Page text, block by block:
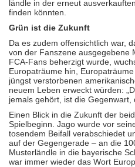
ländle in der erneut
finden könnten.
Grün ist die Zukunft
Da es zudem offensichtlich war,
von der Fanszene ausgegebene
FCA-Fans beherzigt wurde,
Europaträume hin,
jüngst verstorbenen
neuem Leben erweckt würden:
jemals gehört, ist die Gegenwart,
Einen Blick in die Zukunft der
Spielbeginn. Jago wurde vor
tosendem Beifall verabschiedet
auf der Gegengerade – an die
Musterländle in die bayerische
war immer wieder das Wort